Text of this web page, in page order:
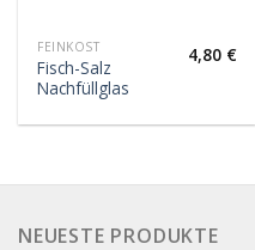
FEINKOST
Fisch-Salz
Nachfüllglas
4,80 €
NEUESTE PRODUKTE